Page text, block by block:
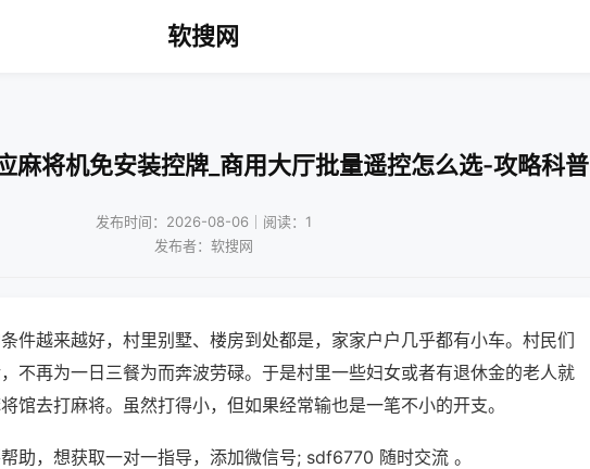
软搜网
麻将机免安装控牌_商用大厅批量遥控怎么选-攻略科普
发布时间：2026-08-06｜阅读：1
发布者：软搜网
件越来越好，村里别墅、楼房到处都是，家家户户几乎都有小车。村民们
不再为一日三餐为而奔波劳碌。于是村里一些妇女或者有退休金的老人就
馆去打麻将。虽然打得小，但如果经常输也是一笔不小的开支。
助，想获取一对一指导，添加微信号; sdf6770 随时交流 。